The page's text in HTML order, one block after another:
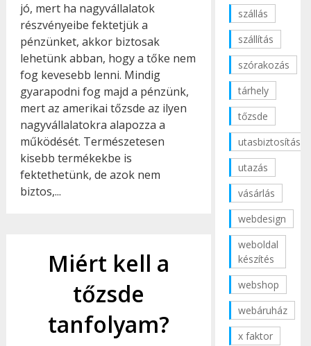
jó, mert ha nagyvállalatok
részvényeibe fektetjük a
pénzünket, akkor biztosak
lehetünk abban, hogy a tőke nem
fog kevesebb lenni. Mindig
gyarapodni fog majd a pénzünk,
mert az amerikai tőzsde az ilyen
nagyvállalatokra alapozza a
működését. Természetesen
kisebb termékekbe is
fektethetünk, de azok nem
biztos,...
Miért kell a
tőzsde
tanfolyam?
szállás
szállítás
szórakozás
tárhely
tőzsde
utasbiztosítás
utazás
vásárlás
webdesign
weboldal
készítés
webshop
webáruház
x faktor